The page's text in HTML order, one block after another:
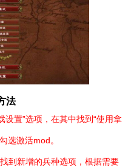
法
设置”选项，在其中找到“使用拿
选激活mod。
到新增的兵种选项，根据需要